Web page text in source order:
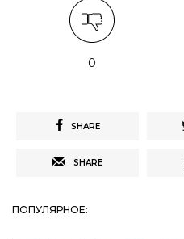
0
SHARE
SHARE
ПОПУЛЯРНОЕ: